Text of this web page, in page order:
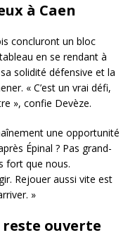
à Caen
concluront un bloc
en se rendant à
solidité défensive et la
« C’est un vrai défi,
», confie Devèze.
une opportunité
Épinal ? Pas grand-
fort que nous.
Rejouer aussi vite est
»
reste ouverte